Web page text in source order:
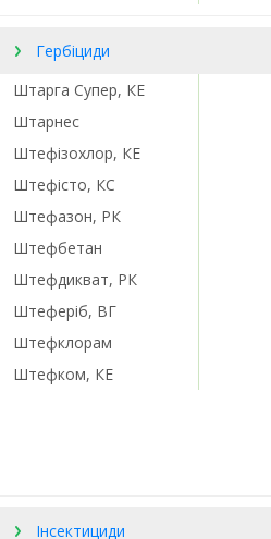
Гербіциди
Штарга Супер, КЕ
Штарнес
Штефізохлор, КЕ
Штефісто, КС
Штефазон, РК
Штефбетан
Штефдикват, РК
Штеферіб, ВГ
Штефклорам
Штефком, КЕ
Інсектициди